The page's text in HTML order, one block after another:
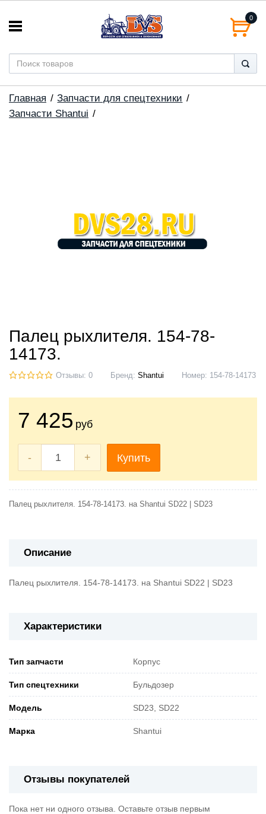
0
Главная
Запчасти для спецтехники
Запчасти Shantui
Палец рыхлителя. 154-78-
14173.
Отзывы: 0 Бренд: Shantui Номер: 154-78-14173
7 425 руб
- + Купить
Палец рыхлителя. 154-78-14173. на Shantui SD22 | SD23
Описание
Палец рыхлителя. 154-78-14173. на Shantui SD22 | SD23
Характеристики
Тип запчасти Корпус
Тип спецтехники Бульдозер
Модель SD23, SD22
Марка Shantui
Отзывы покупателей
Пока нет ни одного отзыва. Оставьте отзыв первым